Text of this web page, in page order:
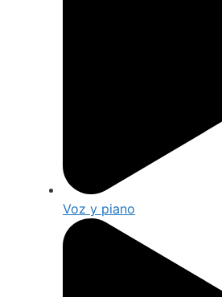
Voz y piano